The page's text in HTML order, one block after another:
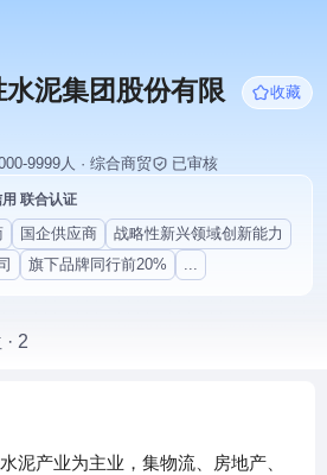
水泥集团股份有限
收藏
9999人 · 综合商贸 已审核
联合认证
国企供应商
战略性新兴领域创新能力
旗下品牌同行前20% ...
2
泥产业为主业，集物流、房地产、